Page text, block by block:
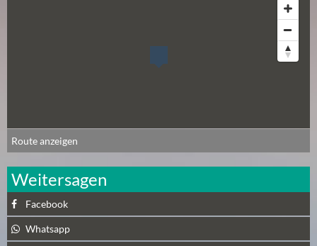
E
R
(
0
Route anzeigen
Weitersagen
Facebook
Whatsapp